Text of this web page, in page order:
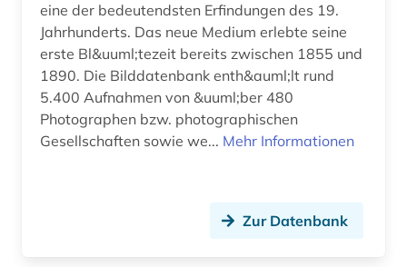
dreißigjähriger krieg (2)
dresden (2)
drittes reich (3)
druckgrafik (5)
eine der bedeutendsten Erfindungen des 19.
Jahrhunderts. Das neue Medium erlebte seine
erste Bl&uuml;tezeit bereits zwischen 1855 und
1890. Die Bilddatenbank enth&auml;lt rund
5.400 Aufnahmen von &uuml;ber 480
Photographen bzw. photographischen
Gesellschaften sowie we... Mehr Informationen
Zur Datenbank